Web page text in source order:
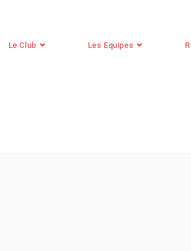
Le Club Les Equipes